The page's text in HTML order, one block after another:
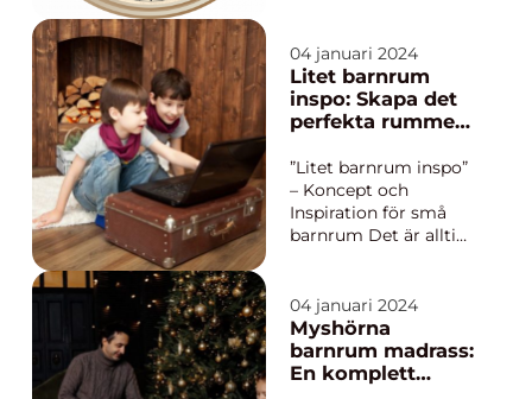
som inte bara ger
rummet sin unika
atmosfär utan också
kan påverka barnets
kreativitet. I denna
artikel kommer vi att
ge en...
04 januari 2024
Litet barnrum
inspo: Skapa det
perfekta rummet
”Litet barnrum inspo”
– Koncept och
Inspiration för små
barnrum Det är alltid
ett rum för ett litet
barn. Det finns så
många olika stilar,
teman och
04 januari 2024
Myshörna
barnrum madrass:
En komplett